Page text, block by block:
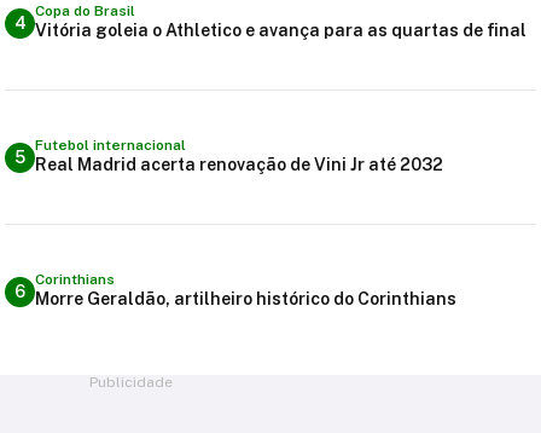
4
Copa do Brasil
Vitória goleia o Athletico e avança para as quartas de final
5
Futebol internacional
Real Madrid acerta renovação de Vini Jr até 2032
6
Corinthians
Morre Geraldão, artilheiro histórico do Corinthians
Publicidade